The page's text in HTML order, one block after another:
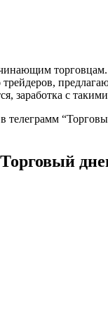
трейдеров,
заработка с